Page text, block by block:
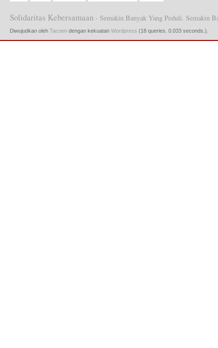
Solidaritas Kebersamaan - Semakin Banyak Yang Peduli. Semakin
Diwujudkan oleh Tacoen dengan kekuatan Wordpress (18 queries. 0.033 seconds.).